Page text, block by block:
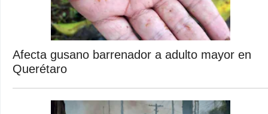
Afecta gusano barrenador a adulto mayor en
Querétaro